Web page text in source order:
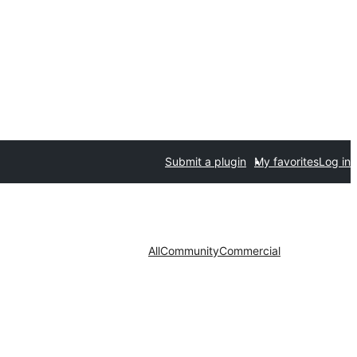
Submit a plugin My favoritesLog in
AllCommunityCommercial